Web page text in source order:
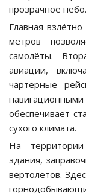
прозрачное небо.
Главная
метров
самолёты.
авиации,
чартерные
обеспечивает
сухого климата.
На
здания,
вертолётов.